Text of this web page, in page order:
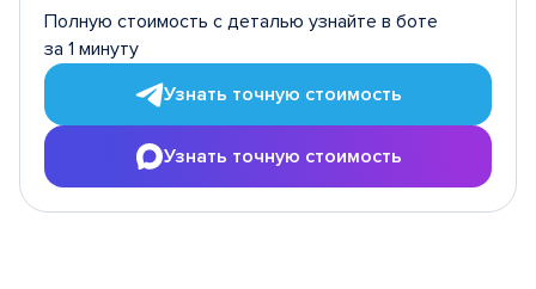
Полную стоимость с деталью узнайте в боте
за 1 минуту
Узнать точную стоимость
Узнать точную стоимость